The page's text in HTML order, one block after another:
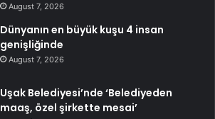
August 7, 2026
Dünyanın en büyük kuşu 4 insan
genişliğinde
August 7, 2026
Uşak Belediyesi’nde ‘Belediyeden
maaş, özel şirkette mesai’